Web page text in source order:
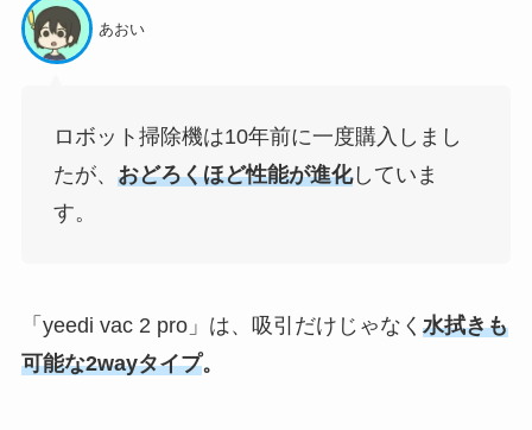
あおい
ロボット掃除機は10年前に一度購入しまし
たが、 おどろくほど性能が進化していま
す。
「yeedi vac 2 pro」は、吸引だけじゃなく 水拭きも
可能な2wayタイプ。